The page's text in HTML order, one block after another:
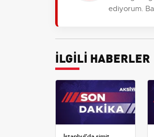
ediyorum.
İLGİLİ HABERLER